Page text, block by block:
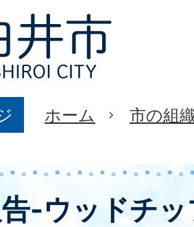
ホーム 市の組
-ウッドチ